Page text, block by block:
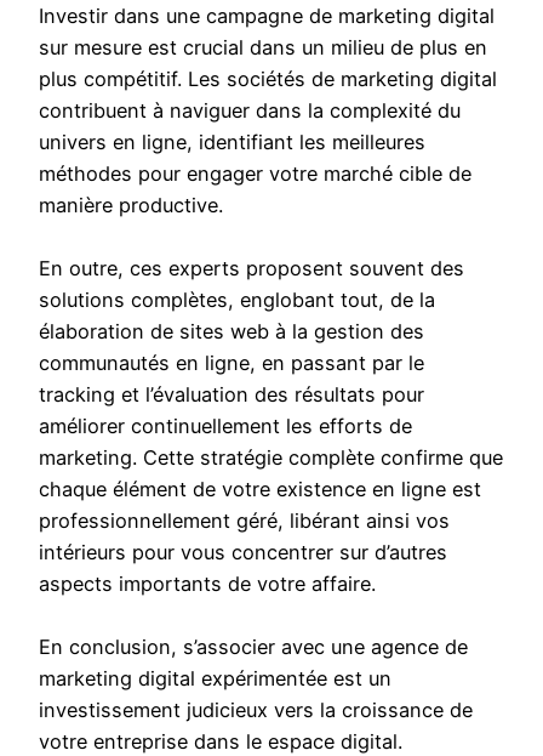
Investir dans une campagne de marketing digital
sur mesure est crucial dans un milieu de plus en
plus compétitif. Les sociétés de marketing digital
contribuent à naviguer dans la complexité du
univers en ligne, identifiant les meilleures
méthodes pour engager votre marché cible de
manière productive.
En outre, ces experts proposent souvent des
solutions complètes, englobant tout, de la
élaboration de sites web à la gestion des
communautés en ligne, en passant par le
tracking et l’évaluation des résultats pour
améliorer continuellement les efforts de
marketing. Cette stratégie complète confirme que
chaque élément de votre existence en ligne est
professionnellement géré, libérant ainsi vos
intérieurs pour vous concentrer sur d’autres
aspects importants de votre affaire.
En conclusion, s’associer avec une agence de
marketing digital expérimentée est un
investissement judicieux vers la croissance de
votre entreprise dans le espace digital.